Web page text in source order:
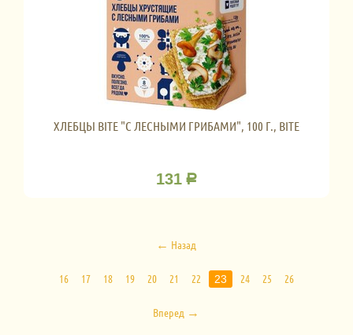
ХЛЕБЦЫ BITE "С ЛЕСНЫМИ ГРИБАМИ", 100 Г., BITE
131 Р
Назад
16 17 18 19 20 21 22 23 24 25 26
Вперед